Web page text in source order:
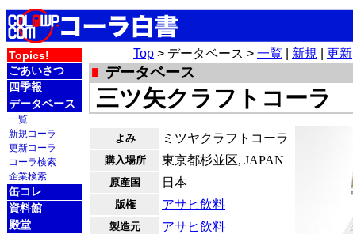
Topics!
ごあいさつ
四季報
データベース
一覧
新規コーラ
更新コーラ
コーラ検索
企業検索
缶コレ
資料館
殿堂
Top > データベース > 一覧 新規 更新
データベース
三ツ矢クラフトコーラ
よみ ミツヤクラフトコーラ
購入場所 東京都杉並区, JAPAN
原産国 日本
版権 アサヒ飲料
製造元 アサヒ飲料